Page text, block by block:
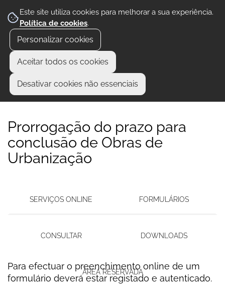
Este site utiliza cookies para melhorar a sua experiência.
Política de cookies.
Personalizar cookies
Aceitar todos os cookies
Desativar cookies não essenciais
Prorrogação do prazo para
conclusão de Obras de
Urbanização
SERVIÇOS ONLINE FORMULÁRIOS
CONSULTAR DOWNLOADS
ÁREA RESERVADA
Para efectuar o preenchimento online de um
formulário deverá estar registado e autenticado.